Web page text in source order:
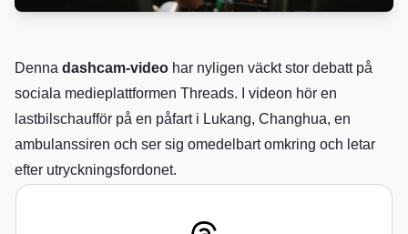
Denna dashcam-video har nyligen väckt stor debatt på
sociala medieplattformen Threads. I videon hör en
lastbilschaufför på en påfart i Lukang, Changhua, en
ambulanssiren och ser sig omedelbart omkring och letar
efter utryckningsfordonet.